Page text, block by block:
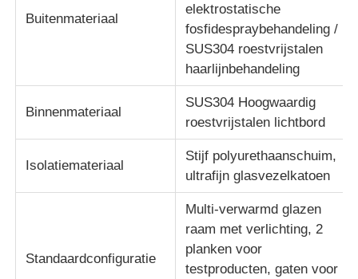
Buitenmateriaal
elektrostatische
fosfidespraybehandeling /
SUS304 roestvrijstalen
haarlijnbehandeling
Binnenmateriaal
SUS304 Hoogwaardig
roestvrijstalen lichtbord
Isolatiemateriaal
Stijf polyurethaanschuim,
ultrafijn glasvezelkatoen
Standaardconfiguratie
Multi-verwarmd glazen
raam met verlichting, 2
planken voor
testproducten, gaten voor